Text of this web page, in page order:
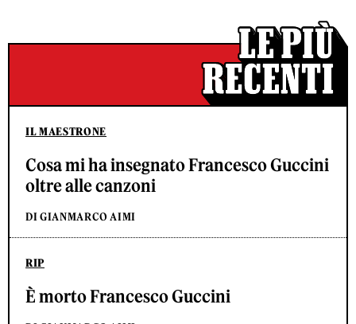
IL MAESTRONE
Cosa mi ha insegnato Francesco Guccini
oltre alle canzoni
DI GIANMARCO AIMI
RIP
È morto Francesco Guccini